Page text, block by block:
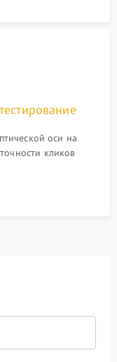
оси на
кликов
прицела на
к отдаче и